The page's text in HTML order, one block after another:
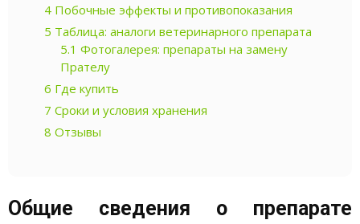
4 Побочные эффекты и противопоказания
5 Таблица: аналоги ветеринарного препарата
5.1 Фотогалерея: препараты на замену
Прателу
6 Где купить
7 Сроки и условия хранения
8 Отзывы
Общие сведения о препарате